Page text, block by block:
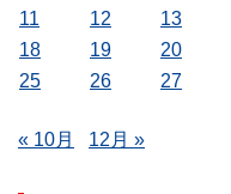
11
12 13
18
19 20
25
26 27
« 10月 12月 »